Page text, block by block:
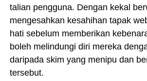
talian pengguna. Dengan kekal
mengesahkan kesahihan tapak
hati sebelum memberikan
boleh melindungi diri mereka
daripada skim yang menipu dan
tersebut.